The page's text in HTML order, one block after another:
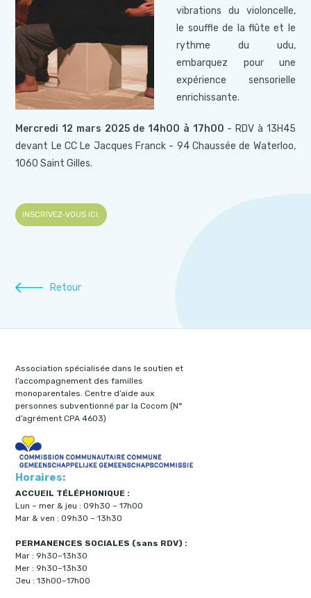
vibrations du violoncelle,
le souffle de la flûte et le
rythme du udu,
embarquez pour une
expérience sensorielle
enrichissante.
Mercredi 12 mars 2025 de 14h00 à 17h00 - RDV à 13H45
devant Le CC Le Jacques Franck - 94 Chaussée de Waterloo,
1060 Saint Gilles.
INSCRIVEZ-VOUS ICI.
Retour
Association spécialisée dans le soutien et
l’accompagnement des familles
monoparentales. Centre d’aide aux
personnes subventionné par la Cocom (N°
d’agrément CPA 4603)
Horaires:
ACCUEIL TÉLÉPHONIQUE :
Lun – mer & jeu : 09h30 – 17h00
Mar & ven : 09h30 – 13h30
PERMANENCES SOCIALES (sans RDV) :
Mar : 9h30–13h30
Mer : 9h30–13h30
Jeu : 13h00–17h00